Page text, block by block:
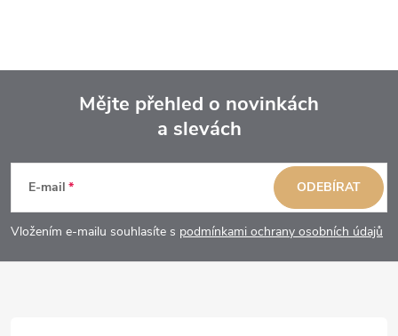
p
a
Mějte přehled o novinkách
a slevách
E-mail
Vložením e-mailu souhlasíte s podmínkami ochrany osobních údajů
ODEBÍRAT